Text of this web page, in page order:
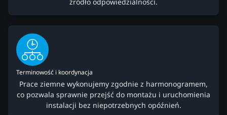
Terminowość i koordynacja
Prace ziemne wykonujemy zgodnie z harmonogramem,
co pozwala sprawnie przejść do montażu i uruchomienia
instalacji bez niepotrzebnych opóźnień.